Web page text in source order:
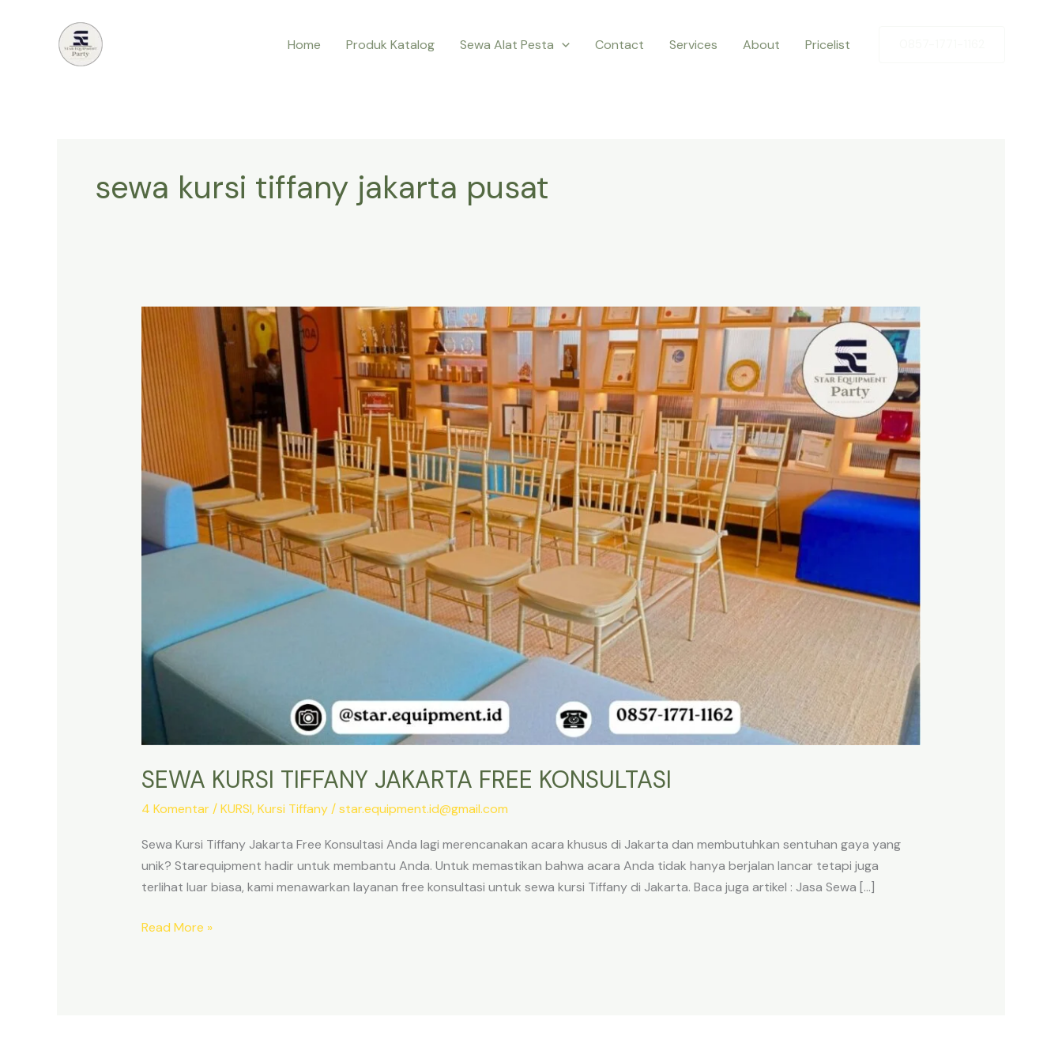
Home Produk Katalog Sewa Alat Pesta Contact Services About Pricelist
sewa kursi tiffany jakarta pusat
SEWA KURSI TIFFANY JAKARTA FREE KONSULTASI
4 Komentar /KURSI,Kursi Tiffany/star.equipment.id@gmail.com
Sewa Kursi Tiffany Jakarta Free Konsultasi Anda lagi merencanakan acara khusus di Jakarta dan membutuhkan sentuhan gaya yang
unik? Starequipment hadir untuk membantu Anda. Untuk memastikan bahwa acara Anda tidak hanya berjalan lancar tetapi juga
terlihat luar biasa, kami menawarkan layanan free konsultasi untuk sewa kursi Tiffany di Jakarta. Baca juga artikel : Jasa Sewa […]
SEWA
Read More »